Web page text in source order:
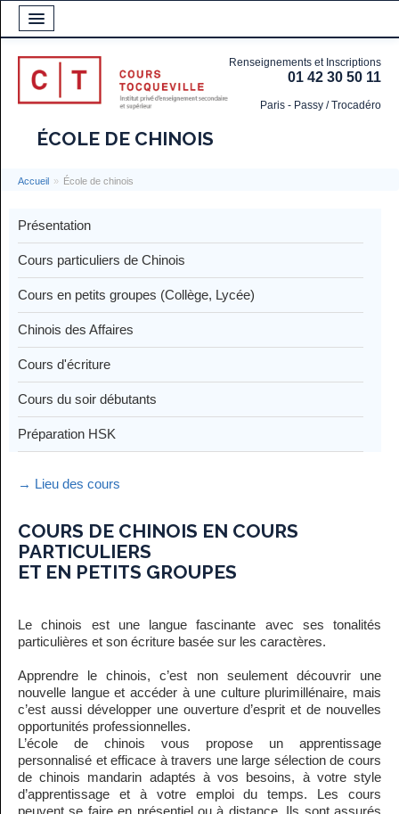
Renseignements et Inscriptions
01 42 30 50 11
Paris - Passy / Trocadéro
ÉCOLE DE CHINOIS
Accueil » École de chinois
Présentation
Cours particuliers de Chinois
Cours en petits groupes (Collège, Lycée)
Chinois des Affaires
Cours d'écriture
Cours du soir débutants
Préparation HSK
→ Lieu des cours
COURS DE CHINOIS EN COURS
PARTICULIERS
ET EN PETITS GROUPES
Le chinois est une langue fascinante avec ses tonalités
particulières et son écriture basée sur les caractères.
Apprendre le chinois, c’est non seulement découvrir une
nouvelle langue et accéder à une culture plurimillénaire, mais
c’est aussi développer une ouverture d’esprit et de nouvelles
opportunités professionnelles.
L’école de chinois vous propose un apprentissage
personnalisé et efficace à travers une large sélection de cours
de chinois mandarin adaptés à vos besoins, à votre style
d’apprentissage et à votre emploi du temps. Les cours